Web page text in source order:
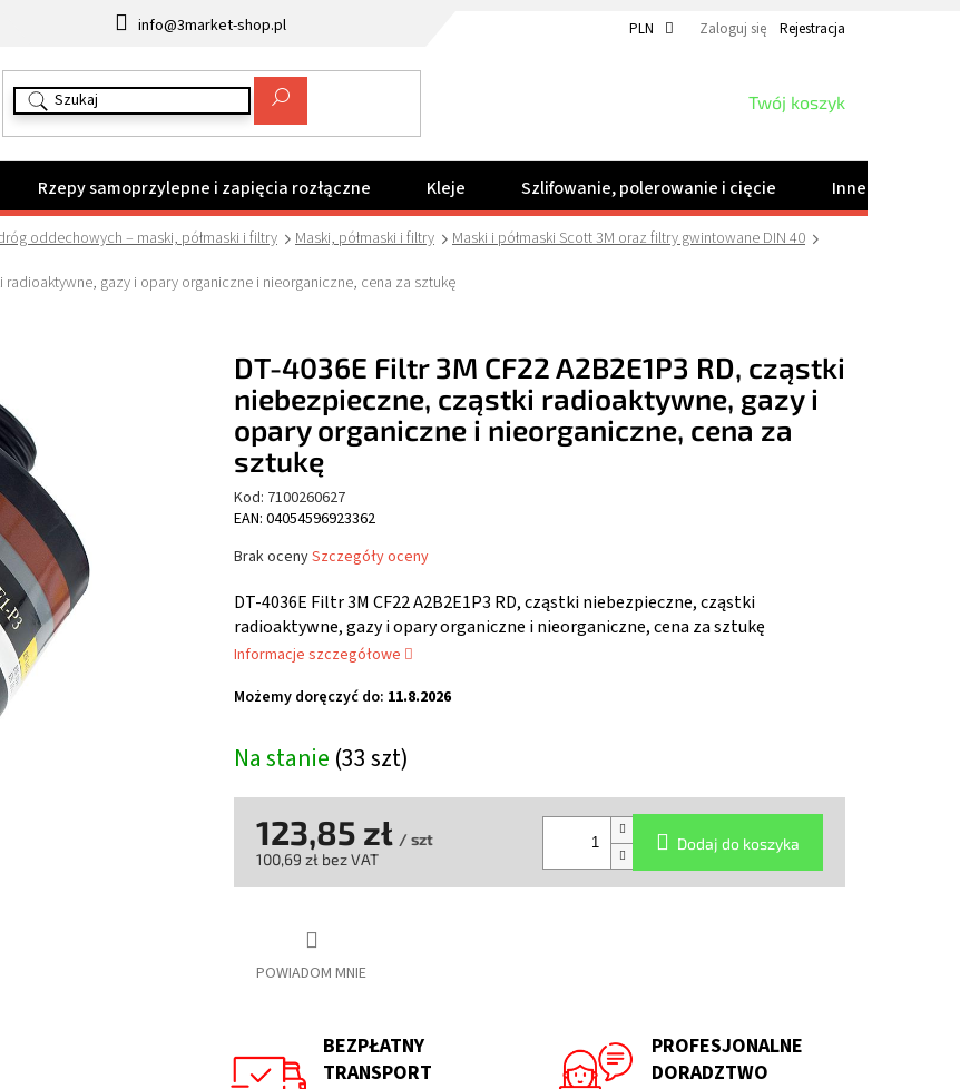
info@3market-shop.pl PLN Zaloguj się Rejestracja
KOSZYK
Twój koszyk
Rzepy samoprzylepne i zapięcia rozłączne Kleje Szlifowanie, polerowanie i cięcie Inne produkty
oddechowych – maski, półmaski i filtry Maski, półmaski i filtry
Maski i półmaski Scott 3M oraz filtry gwintowane DIN 40
radioaktywne, gazy i opary organiczne i nieorganiczne, cena za sztukę
Na stanie (33 szt)
Możemy doręczyć do: 11.8.2026
DT-4036E Filtr 3M CF22 A2B2E1P3 RD, cząstki niebezpieczne, cząstki
radioaktywne, gazy i opary organiczne i nieorganiczne, cena za sztukę
Informacje szczegółowe
POWIADOM MNIE
123,85 zł / szt
100,69 zł bez VAT
Dodaj do koszyka
DT-4036E Filtr 3M CF22 A2B2E1P3 RD, cząstki
niebezpieczne, cząstki radioaktywne, gazy i
opary organiczne i nieorganiczne, cena za
sztukę
Kod: 7100260627
EAN: 04054596923362
Średnia
produktu
wynosi
na
gwiazdek.
Brak ocenySzczegóły oceny
BEZPŁATNY
TRANSPORT
PROFESJONALNE
DORADZTWO